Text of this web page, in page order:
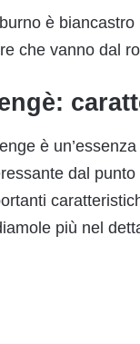
è
che vanno dal
è
dal
più nel